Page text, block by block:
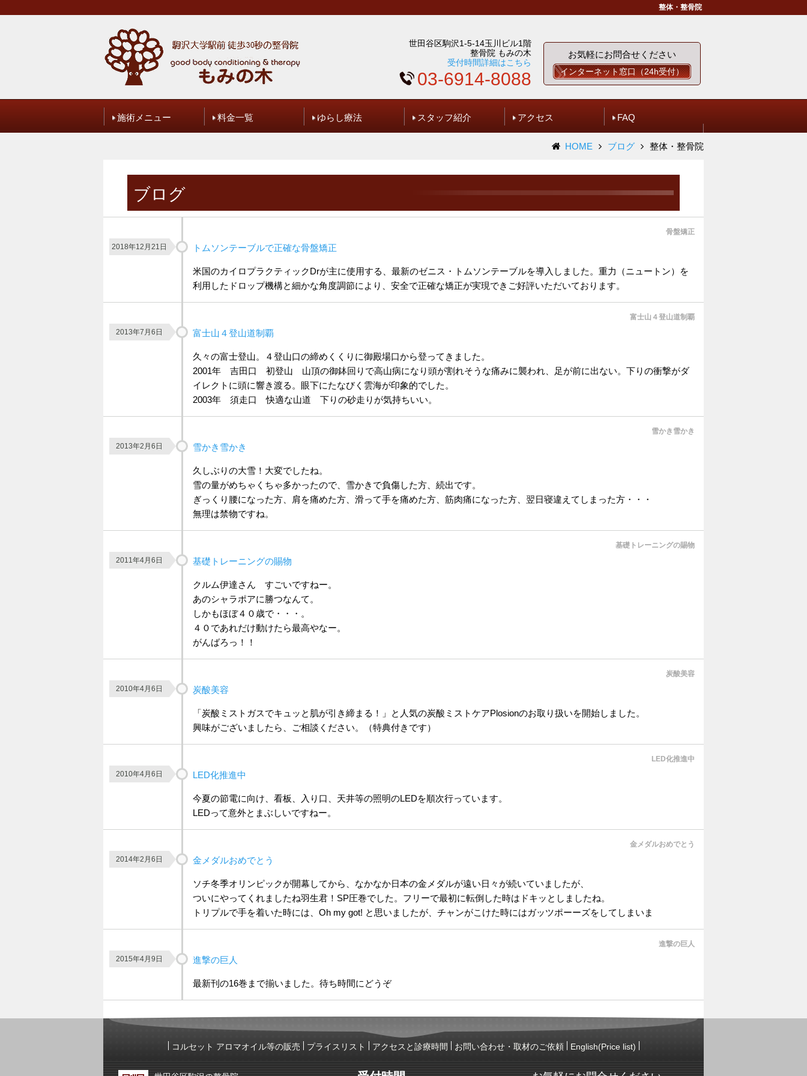
整体・整骨院
世田谷区駒沢1-5-14玉川ビル1階
整骨院 もみの木
受付時間詳細はこちら
03-6914-8088
お気軽にお問合せください
インターネット窓口（24h受付）
施術メニュー 料金一覧 ゆらし療法 スタッフ紹介 アクセス FAQ
HOME ブログ 整体・整骨院
ブログ
骨盤矯正
2018年12月21日
トムソンテーブルで正確な骨盤矯正
米国のカイロプラクティックDrが主に使用する、最新のゼニス・トムソンテーブルを導入しました。重力（ニュートン）を
利用したドロップ機構と細かな角度調節により、安全で正確な矯正が実現できご好評いただいております。
富士山４登山道制覇
2013年7月6日
富士山４登山道制覇
久々の富士登山。４登山口の締めくくりに御殿場口から登ってきました。
2001年 吉田口 初登山 山頂の御鉢回りで高山病になり頭が割れそうな痛みに襲われ、足が前に出ない。下りの衝撃がダ
イレクトに頭に響き渡る。眼下にたなびく雲海が印象的でした。
2003年 須走口 快適な山道 下りの砂走りが気持ちいい。
雪かき雪かき
2013年2月6日
雪かき雪かき
久しぶりの大雪！大変でしたね。
雪の量がめちゃくちゃ多かったので、雪かきで負傷した方、続出です。
ぎっくり腰になった方、肩を痛めた方、滑って手を痛めた方、筋肉痛になった方、翌日寝違えてしまった方・・・
無理は禁物ですね。
基礎トレーニングの賜物
2011年4月6日
基礎トレーニングの賜物
クルム伊達さん すごいですねー。
あのシャラポアに勝つなんて。
しかもほぼ４０歳で・・・。
４０であれだけ動けたら最高やなー。
がんばろっ！！
炭酸美容
2010年4月6日
炭酸美容
「炭酸ミストガスでキュッと肌が引き締まる！」と人気の炭酸ミストケアPlosionのお取り扱いを開始しました。
興味がございましたら、ご相談ください。（特典付きです）
LED化推進中
2010年4月6日
LED化推進中
今夏の節電に向け、看板、入り口、天井等の照明のLEDを順次行っています。
LEDって意外とまぶしいですねー。
金メダルおめでとう
2014年2月6日
金メダルおめでとう
ソチ冬季オリンピックが開幕してから、なかなか日本の金メダルが遠い日々が続いていましたが、
ついにやってくれましたね羽生君！SP圧巻でした。フリーで最初に転倒した時はドキッとしましたね。
トリプルで手を着いた時には、Oh my got! と思いましたが、チャンがこけた時にはガッツポーーズをしてしまいま
進撃の巨人
2015年4月9日
進撃の巨人
最新刊の16巻まで揃いました。待ち時間にどうぞ
コルセット アロマオイル等の販売 プライスリスト アクセスと診療時間 お問い合わせ・取材のご依頼 English(Price list)